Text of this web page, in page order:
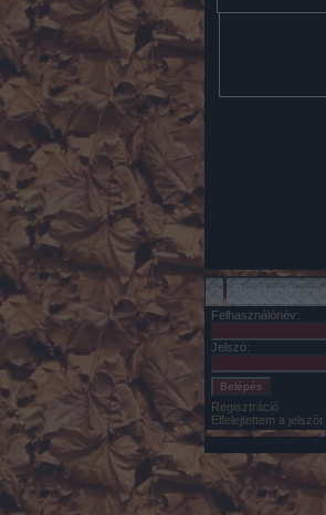
Bejelentkezés
Felhasználónév:
Jelszó:
Regisztráció
Elfelejtettem a jelszót